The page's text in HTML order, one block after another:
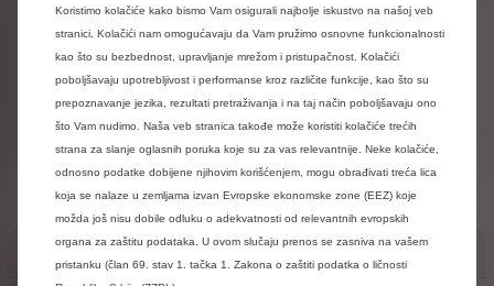
Navigacijski sustav MY CITROEN DRIVE
PLUS
1.032 KM sa PDV-om
Dodaj
SIGURNOST
Koristimo kolačiće kako bismo Vam osigurali najbolje iskustvo na našoj veb
stranici. Kolačići nam omogućavaju da Vam pružimo osnovne funkcionalnosti
kao što su bezbednost, upravljanje mrežom i pristupačnost. Kolačići
poboljšavaju upotrebljivost i performanse kroz različite funkcije, kao što su
prepoznavanje jezika, rezultati pretraživanja i na taj način poboljšavaju ono
što Vam nudimo. Naša veb stranica takođe može koristiti kolačiće trećih
strana za slanje oglasnih poruka koje su za vas relevantnije. Neke kolačiće,
odnosno podatke dobijene njihovim korišćenjem, mogu obrađivati treća lica
koja se nalaze u zemljama izvan Evropske ekonomske zone (EEZ) koje
možda još nisu dobile odluku o adekvatnosti od relevantnih evropskih
organa za zaštitu podataka. U ovom slučaju prenos se zasniva na vašem
pristanku (član 69. stav 1. tačka 1. Zakona o zaštiti podatka o ličnosti